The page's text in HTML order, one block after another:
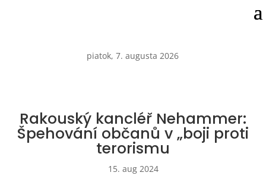
piatok, 7. augusta 2026
Rakouský kancléř Nehammer:
Špehování občanů v „boji proti
terorismu
15. aug 2024